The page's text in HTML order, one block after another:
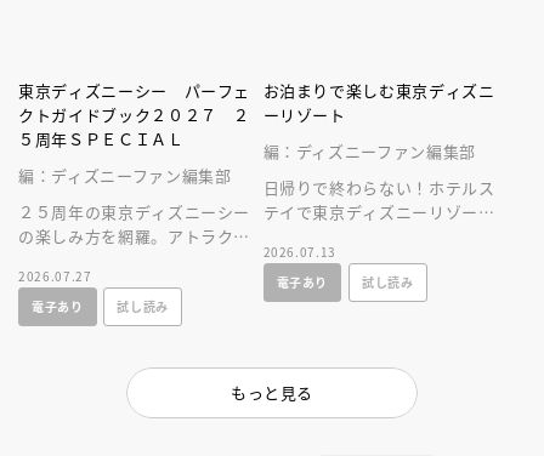
東京ディズニーシー パーフェ
クトガイドブック２０２７ ２
５周年ＳＰＥＣＩＡＬ
編：ディズニーファン編集部
２５周年の東京ディズニーシー
の楽しみ方を網羅。アトラクシ
ョップ情報に加え、使いやすい
マップつき！
2026.07.27
電子あり
試し読み
お泊まりで楽しむ東京ディズニ
ーリゾート
編：ディズニーファン編集部
日帰りで終わらない！ホテルス
テイで東京ディズニーリゾート
冊が新登場！
2026.07.13
電子あり
試し読み
もっと見る